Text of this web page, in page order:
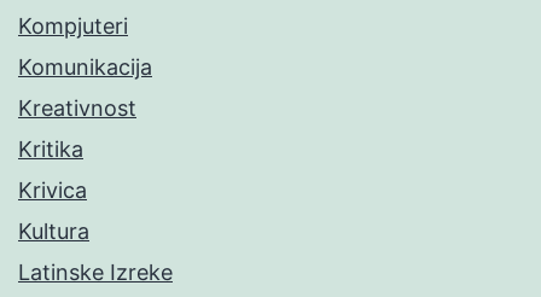
Kompjuteri
Komunikacija
Kreativnost
Kritika
Krivica
Kultura
Latinske Izreke